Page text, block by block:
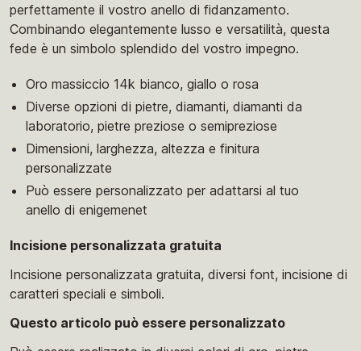
perfettamente il vostro anello di fidanzamento.
Combinando elegantemente lusso e versatilità, questa
fede è un simbolo splendido del vostro impegno.
Oro massiccio 14k bianco, giallo o rosa
Diverse opzioni di pietre, diamanti, diamanti da
laboratorio, pietre preziose o semipreziose
Dimensioni, larghezza, altezza e finitura
personalizzate
Può essere personalizzato per adattarsi al tuo
anello di enigemenet
Incisione personalizzata gratuita
Incisione personalizzata gratuita, diversi font, incisione di
caratteri speciali e simboli.
Questo articolo può essere personalizzato